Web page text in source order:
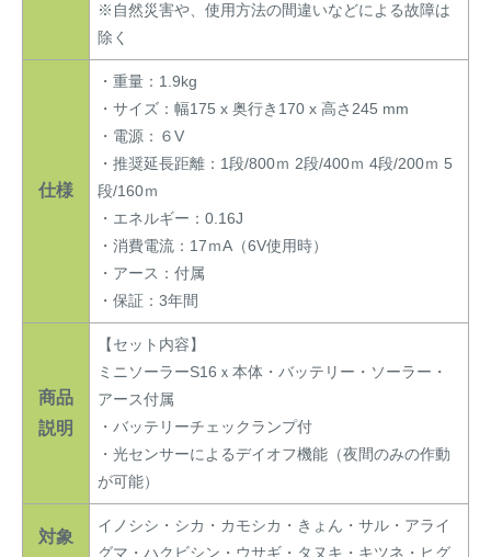
※自然災害や、使用方法の間違いなどによる故障は
除く
仕様
・重量：1.9kg
・サイズ：幅175 x 奥行き170 x 高さ245 mm
・電源：６V
・推奨延長距離：1段/800ｍ 2段/400ｍ 4段/200ｍ 5
段/160ｍ
・エネルギー：0.16J
・消費電流：17ｍA（6V使用時）
・アース：付属
・保証：3年間
商品
説明
【セット内容】
ミニソーラーS16ｘ本体・バッテリー・ソーラー・
アース付属
・バッテリーチェックランプ付
・光センサーによるデイオフ機能（夜間のみの作動
が可能）
対象
イノシシ・シカ・カモシカ・きょん・サル・アライ
グマ・ハクビシン・ウサギ・タヌキ・キツネ・ヒグ